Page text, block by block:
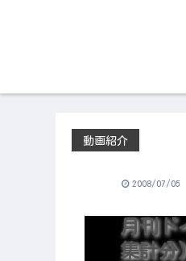
月刊ド
集計分
動画紹介
2008/07/05